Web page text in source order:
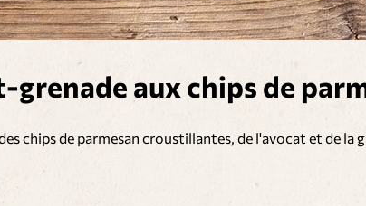
grenade aux chips de
chips de parmesan croustillantes, de l'avocat et de